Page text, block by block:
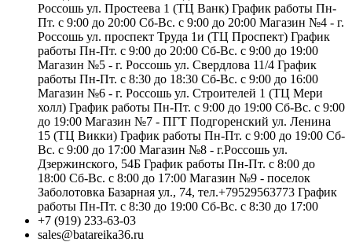
Россошь ул. Простеева 1 (ТЦ Ванк) График работы Пн-
Пт. с 9:00 до 20:00 Сб-Вс. с 9:00 до 20:00 Магазин №4 - г.
Россошь ул. проспект Труда 1и (ТЦ Проспект) График
работы Пн-Пт. с 9:00 до 20:00 Сб-Вс. с 9:00 до 19:00
Магазин №5 - г. Россошь ул. Свердлова 11/4 График
работы Пн-Пт. с 8:30 до 18:30 Сб-Вс. с 9:00 до 16:00
Магазин №6 - г. Россошь ул. Строителей 1 (ТЦ Мери
холл) График работы Пн-Пт. с 9:00 до 19:00 Сб-Вс. с 9:00
до 19:00 Магазин №7 - ПГТ Подгоренский ул. Ленина
15 (ТЦ Викки) График работы Пн-Пт. с 9:00 до 19:00 Сб-
Вс. с 9:00 до 17:00 Магазин №8 - г.Россошь ул.
Дзержинского, 54Б График работы Пн-Пт. с 8:00 до
18:00 Сб-Вс. с 8:00 до 17:00 Магазин №9 - поселок
Заболотовка Базарная ул., 74, тел.+79529563773 График
работы Пн-Пт. с 8:30 до 19:00 Сб-Вс. с 8:30 до 17:00
+7 (919) 233-63-03
sales@batareika36.ru